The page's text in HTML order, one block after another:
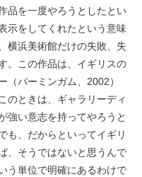
品を一度やろうとしたとい
示をしてくれたという意味
横浜美術館だけの失敗、失
。この作品は、イギリスの
（バーミンガム、2002）
のときは、ギャラリーディ
強い意志を持ってやろうと
も、だからといってイギリ
、そうではないと思うんで
う単位で明確にあるわけで